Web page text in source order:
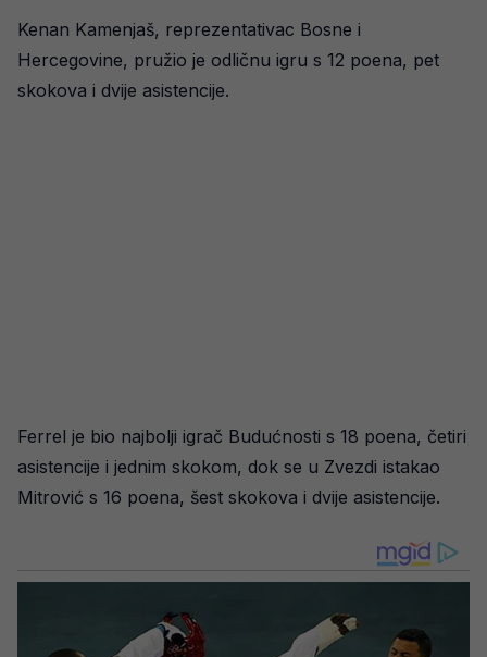
Kenan Kamenjaš, reprezentativac Bosne i
Hercegovine, pružio je odličnu igru s 12 poena, pet
skokova i dvije asistencije.
Ferrel je bio najbolji igrač Budućnosti s 18 poena, četiri
asistencije i jednim skokom, dok se u Zvezdi istakao
Mitrović s 16 poena, šest skokova i dvije asistencije.